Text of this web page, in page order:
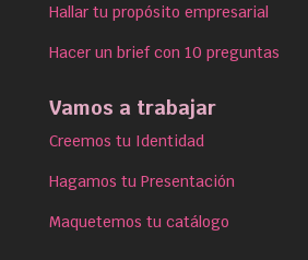
Hallar tu propósito empresarial
Hacer un brief con 10 preguntas
Vamos a trabajar
Creemos tu Identidad
Hagamos tu Presentación
Maquetemos tu catálogo